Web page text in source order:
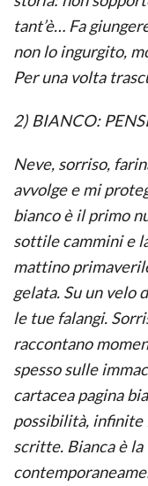
tant’è… Fa
non lo ingurgito,
Per una volta
2) BIANCO:
Neve, sorriso,
avvolge e mi
bianco è il primo
sottile cammini e
mattino
gelata. Su un velo
le tue falangi.
raccontano
spesso sulle
cartacea pagina
possibilità, infinite
scritte. Bianca è la